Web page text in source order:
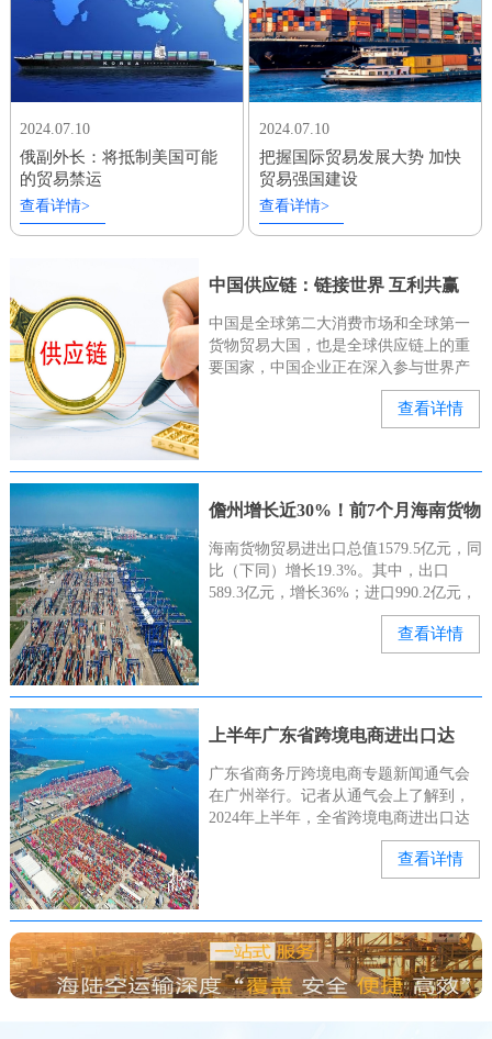
2024.07.10
俄副外长：将抵制美国可能
的贸易禁运
查看详情>
2024.07.10
把握国际贸易发展大势 加快
贸易强国建设
查看详情>
中国供应链：链接世界 互利共赢
中国是全球第二大消费市场和全球第一
货物贸易大国，也是全球供应链上的重
要国家，中国企业正在深入参与世界产
业链、供应链。“有几位俄罗斯和中亚的
查看详情
儋州增长近30%！前7个月海南货物
贸易进出口总值亮眼→
海南货物贸易进出口总值1579.5亿元，同
比（下同）增长19.3%。其中，出口
589.3亿元，增长36%；进口990.2亿元，
增长11.2%。儋州市支撑作用明显。前7
个月，儋州（含洋浦）进出口762.5亿元
查看详情
上半年广东省跨境电商进出口达
4273.4亿元
广东省商务厅跨境电商专题新闻通气会
在广州举行。记者从通气会上了解到，
2024年上半年，全省跨境电商进出口达
4273.4亿元。据悉，广东跨境电商进出口
从2015年的113亿元跃升至2023年查看详情